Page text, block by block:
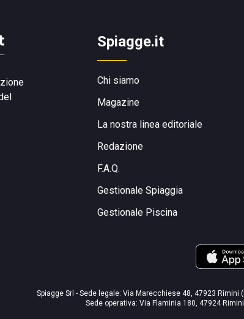
Spiagge.it
Chi siamo
Magazine
La nostra linea editoriale
Redazione
F.A.Q.
Gestionale Spiaggia
Gestionale Piscina
Spiagge Srl - Sede legale: Via Marecchiese 48, 47923
Sede operativa: Via Flaminia 180, 47924 Rimini